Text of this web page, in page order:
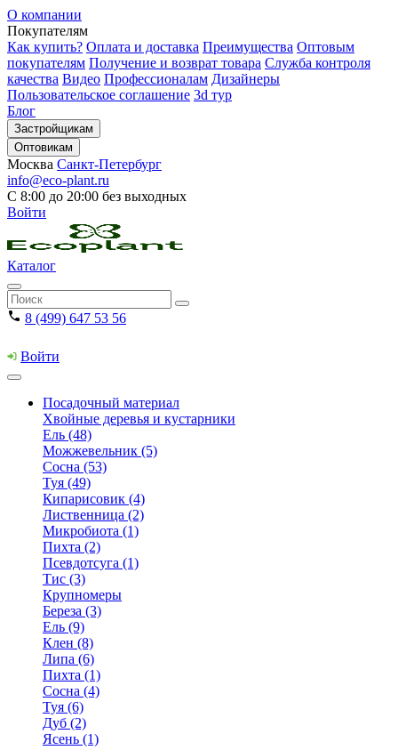
О компании
Покупателям
Как купить? Оплата и доставка Преимущества Оптовым
покупателям Получение и возврат товара Служба контроля
качества Видео Профессионалам Дизайнеры
Пользовательское соглашение 3d тур
Блог
Застройщикам
Оптовикам
Москва Санкт-Петербург
info@eco-plant.ru
С 8:00 до 20:00 без выходных
Войти
Каталог
8 (499) 647 53 56
Войти
Посадочный материал
Хвойные деревья и кустарники
Ель (48)
Можжевельник (5)
Сосна (53)
Туя (49)
Кипарисовик (4)
Лиственница (2)
Микробиота (1)
Пихта (2)
Псевдотсуга (1)
Тис (3)
Крупномеры
Береза (3)
Ель (9)
Клен (8)
Липа (6)
Пихта (1)
Сосна (4)
Туя (6)
Дуб (2)
Ясень (1)